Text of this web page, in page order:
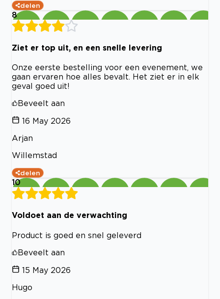
delen
8
Ziet er top uit, en een snelle levering
Onze eerste bestelling voor een evenement, we
gaan ervaren hoe alles bevalt. Het ziet er in elk
geval goed uit!
Beveelt aan
16 May 2026
Arjan
Willemstad
delen
10
Voldoet aan de verwachting
Product is goed en snel geleverd
Beveelt aan
15 May 2026
Hugo